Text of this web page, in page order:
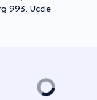
993, Uccle